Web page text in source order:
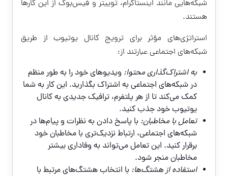
شبکه‌هایی مانند اینستاگرام، توییتر و فیس‌بوک از این کارها
هستند.
استراتژی‌های مؤثر برای ترویج کانال یوتیوب از طریق
شبکه‌های اجتماعی عبارتند از:
به اشتراک‌گذاری محتوا: ویدیوهای خود را به طور منظم
در شبکه‌های اجتماعی به اشتراک بگذارید. این کار به شما
کمک می‌کند تا از هر پلتفرم، ترافیک جدیدی به کانال
یوتیوب خود جذب کنید.
تعامل با مخاطبان: با پاسخ دادن به نظرات و پیام‌ها در
شبکه‌های اجتماعی، ارتباط نزدیک‌تری با مخاطبان خود
برقرار کنید. این تعامل می‌تواند به وفاداری بیشتر
مخاطبان منجر شود.
استفاده از هشتگ‌ها: با انتخاب هشتگ‌های مرتبط با